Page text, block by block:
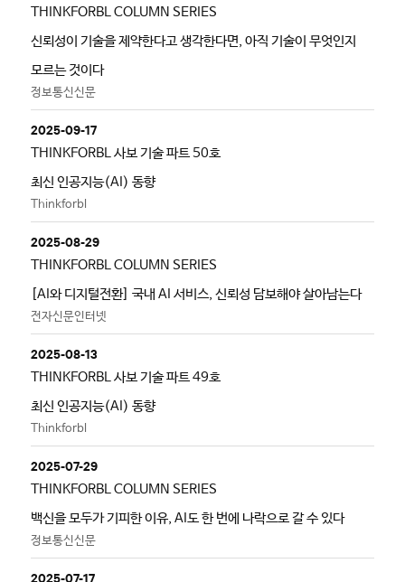
THINKFORBL COLUMN SERIES
신뢰성이 기술을 제약한다고 생각한다면, 아직 기술이 무엇인지
모르는 것이다
정보통신신문
2025-09-17
THINKFORBL 사보 기술 파트 50호
최신 인공지능(AI) 동향
Thinkforbl
2025-08-29
THINKFORBL COLUMN SERIES
[AI와 디지털전환] 국내 AI 서비스, 신뢰성 담보해야 살아남는다
전자신문인터넷
2025-08-13
THINKFORBL 사보 기술 파트 49호
최신 인공지능(AI) 동향
Thinkforbl
2025-07-29
THINKFORBL COLUMN SERIES
백신을 모두가 기피한 이유, AI도 한 번에 나락으로 갈 수 있다
정보통신신문
2025-07-17